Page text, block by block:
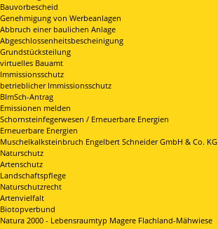
Bauvorbescheid
Genehmigung von Werbeanlagen
Abbruch einer baulichen Anlage
Abgeschlossenheitsbescheinigung
Grundstücksteilung
virtuelles Bauamt
Immissionsschutz
betrieblicher Immissionsschutz
BImSch-Antrag
Emissionen melden
Schornsteinfegerwesen / Erneuerbare Energien
Erneuerbare Energien
Muschelkalksteinbruch Engelbert Schneider GmbH & Co. KG
Naturschutz
Artenschutz
Landschaftspflege
Naturschutzrecht
Artenvielfalt
Biotopverbund
Natura 2000 - Lebensraumtyp Magere Flachland-Mähwiese